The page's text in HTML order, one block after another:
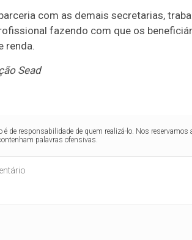
com as demais secretarias,
fazendo com que os
renda.
Sead
é de responsabilidade de quem realizá-lo. Nos
palavras ofensivas.